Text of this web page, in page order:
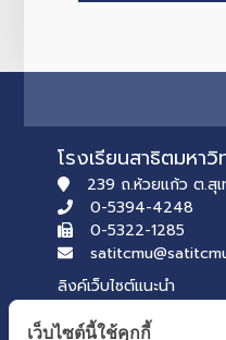
โรงเรียนสาธิตมหา
239 ถ.ห้วยแก้ว ต.สุ
0-5394-4248
0-5322-1285
ลิงค์เว็บไซต์แนะนำ
→ สภานักเรียน รุ่นที่ 54
เว็บไซต์นี้ใช้คุกกี้